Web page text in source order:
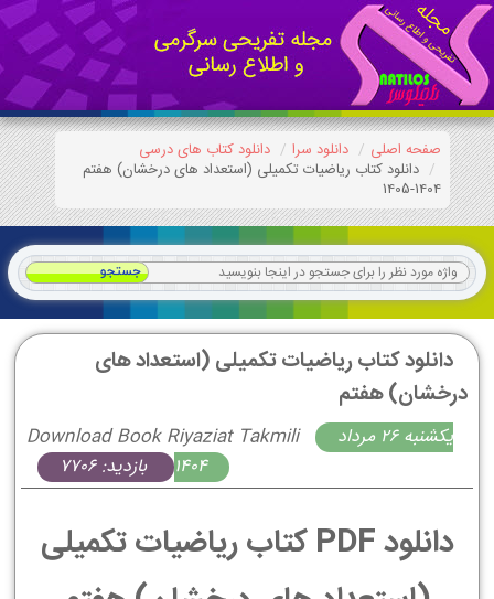
صفحه اصلی دانلود سرا
دانلود کتاب های درسی
دانلود کتاب ریاضیات تکمیلی (استعداد های درخشان) هفتم
1404-1405
دانلود کتاب ریاضیات تکمیلی (استعداد های
درخشان) هفتم
Download Book Riyaziat Takmili
يكشنبه 26 مرداد
1404
بازدید: 7706
دانلود PDF کتاب ریاضیات تکمیلی